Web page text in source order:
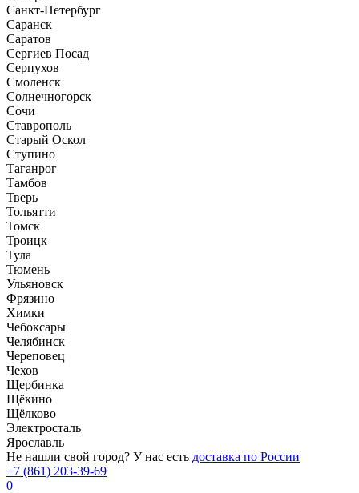
Санкт-Петербург
Саранск
Саратов
Сергиев Посад
Серпухов
Смоленск
Солнечногорск
Сочи
Ставрополь
Старый Оскол
Ступино
Таганрог
Тамбов
Тверь
Тольятти
Томск
Троицк
Тула
Тюмень
Ульяновск
Фрязино
Химки
Чебоксары
Челябинск
Череповец
Чехов
Щербинка
Щёкино
Щёлково
Электросталь
Ярославль
Не нашли свой город? У нас есть доставка по России
+7 (861) 203-39-69
0